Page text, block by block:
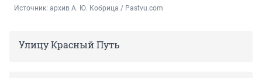
Источник: архив А. Ю. Кобрица / Pastvu.com
Улицу Красный Путь